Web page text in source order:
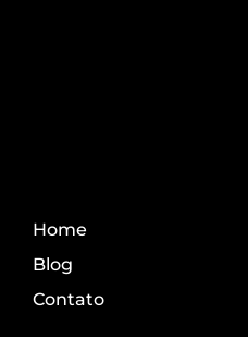
Home
Blog
Contato